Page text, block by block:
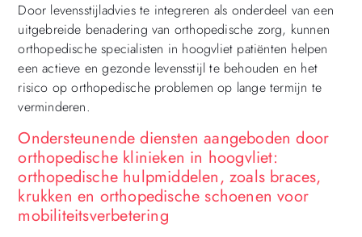
Door levensstijladvies te integreren als onderdeel van een
uitgebreide benadering van orthopedische zorg, kunnen
orthopedische specialisten in hoogvliet patiënten helpen
een actieve en gezonde levensstijl te behouden en het
risico op orthopedische problemen op lange termijn te
verminderen.
Ondersteunende diensten aangeboden door
orthopedische klinieken in hoogvliet:
orthopedische hulpmiddelen, zoals braces,
krukken en orthopedische schoenen voor
mobiliteitsverbetering